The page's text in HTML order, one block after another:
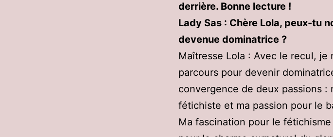
derrière. Bonne lecture !
Lady Sas : Chère Lola, peux-tu
devenue dominatrice ?
Maîtresse Lola : Avec le recul, je
parcours pour devenir
convergence de deux passions :
fétichiste et ma passion pour le
Ma fascination pour le